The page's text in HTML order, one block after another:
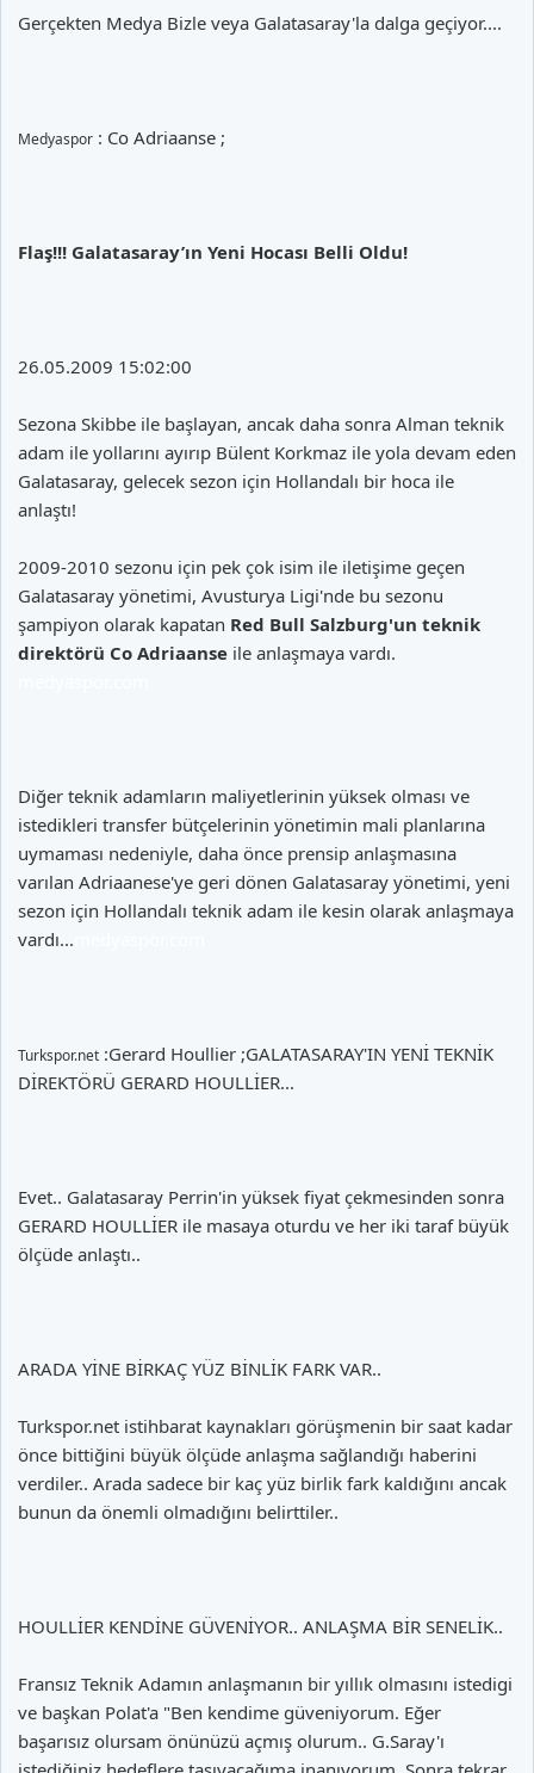
Gerçekten Medya Bizle veya Galatasaray'la dalga geçiyor....
Medyaspor : Co Adriaanse ;
Flaş!!! Galatasaray’ın Yeni Hocası Belli Oldu!
26.05.2009 15:02:00
Sezona Skibbe ile başlayan, ancak daha sonra Alman teknik
adam ile yollarını ayırıp Bülent Korkmaz ile yola devam eden
Galatasaray, gelecek sezon için Hollandalı bir hoca ile
anlaştı!
2009-2010 sezonu için pek çok isim ile iletişime geçen
Galatasaray yönetimi, Avusturya Ligi'nde bu sezonu
şampiyon olarak kapatan Red Bull Salzburg'un teknik
direktörü Co Adriaanse ile anlaşmaya vardı.
Diğer teknik adamların maliyetlerinin yüksek olması ve
istedikleri transfer bütçelerinin yönetimin mali planlarına
uymaması nedeniyle, daha önce prensip anlaşmasına
varılan Adriaanese'ye geri dönen Galatasaray yönetimi, yeni
sezon için Hollandalı teknik adam ile kesin olarak anlaşmaya
vardı...
Turkspor.net :Gerard Houllier ;GALATASARAY'IN YENİ TEKNİK
DİREKTÖRÜ GERARD HOULLİER...
Evet.. Galatasaray Perrin'in yüksek fiyat çekmesinden sonra
GERARD HOULLİER ile masaya oturdu ve her iki taraf büyük
ölçüde anlaştı..
ARADA YİNE BİRKAÇ YÜZ BİNLİK FARK VAR..
Turkspor.net istihbarat kaynakları görüşmenin bir saat kadar
önce bittiğini büyük ölçüde anlaşma sağlandığı haberini
verdiler.. Arada sadece bir kaç yüz birlik fark kaldığını ancak
bunun da önemli olmadığını belirttiler..
HOULLİER KENDİNE GÜVENİYOR.. ANLAŞMA BİR SENELİK..
Fransız Teknik Adamın anlaşmanın bir yıllık olmasını istedigi
ve başkan Polat'a "Ben kendime güveniyorum. Eğer
başarısız olursam önünüzü açmış olurum.. G.Saray'ı